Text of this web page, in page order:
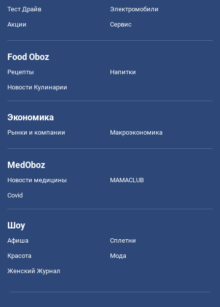
Тест Драйв Электромобили
Акции Сервис
Food Oboz
Рецепты Напитки
Новости Кулинарии
Экономика
Рынки и компании Mакроэкономика
MedOboz
Новости медицины MAMACLUB
Covid
Шоу
Афиша Сплетни
Красота Мода
Женский Журнал